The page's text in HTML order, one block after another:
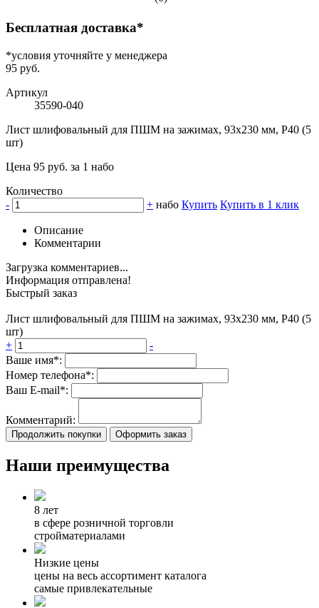
Бесплатная доставка*
*условия уточняйте у менеджера
95 руб.
Артикул
35590-040
Лист шлифовальный для ПШМ на зажимах, 93х230 мм, Р40 (5
шт)
Цена 95 руб. за 1 набо
Количество
-
+ набо Купить Купить в 1 клик
Описание
Комментарии
Загрузка комментариев...
Информация отправлена!
Быстрый заказ
Лист шлифовальный для ПШМ на зажимах, 93х230 мм, Р40 (5
шт)
+
-
Ваше имя*:
Номер телефона*:
Ваш E-mail*:
Комментарий:
Продолжить покупки Оформить заказ
Наши преимущества
8 лет
в сфере розничной торговли
стройматериалами
Низкие цены
цены на весь ассортимент каталога
самые привлекательные